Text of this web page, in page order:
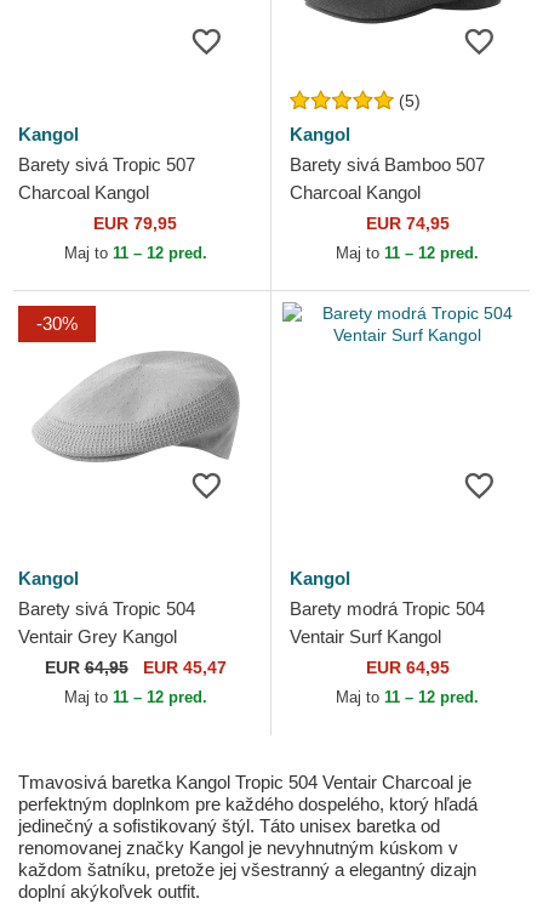
Kangol
Barety sivá Tropic 507
Charcoal Kangol
EUR 79,95
Maj to 11 – 12 pred.
(5)
Kangol
Barety sivá Bamboo 507
Charcoal Kangol
EUR 74,95
Maj to 11 – 12 pred.
-30%
Kangol
Barety sivá Tropic 504
Ventair Grey Kangol
EUR64,95 EUR 45,47
Maj to 11 – 12 pred.
Kangol
Barety modrá Tropic 504
Ventair Surf Kangol
EUR 64,95
Maj to 11 – 12 pred.
Tmavosivá baretka Kangol Tropic 504 Ventair Charcoal je
perfektným doplnkom pre každého dospelého, ktorý hľadá
jedinečný a sofistikovaný štýl. Táto unisex baretka od
renomovanej značky Kangol je nevyhnutným kúskom v
každom šatníku, pretože jej všestranný a elegantný dizajn
doplní akýkoľvek outfit.